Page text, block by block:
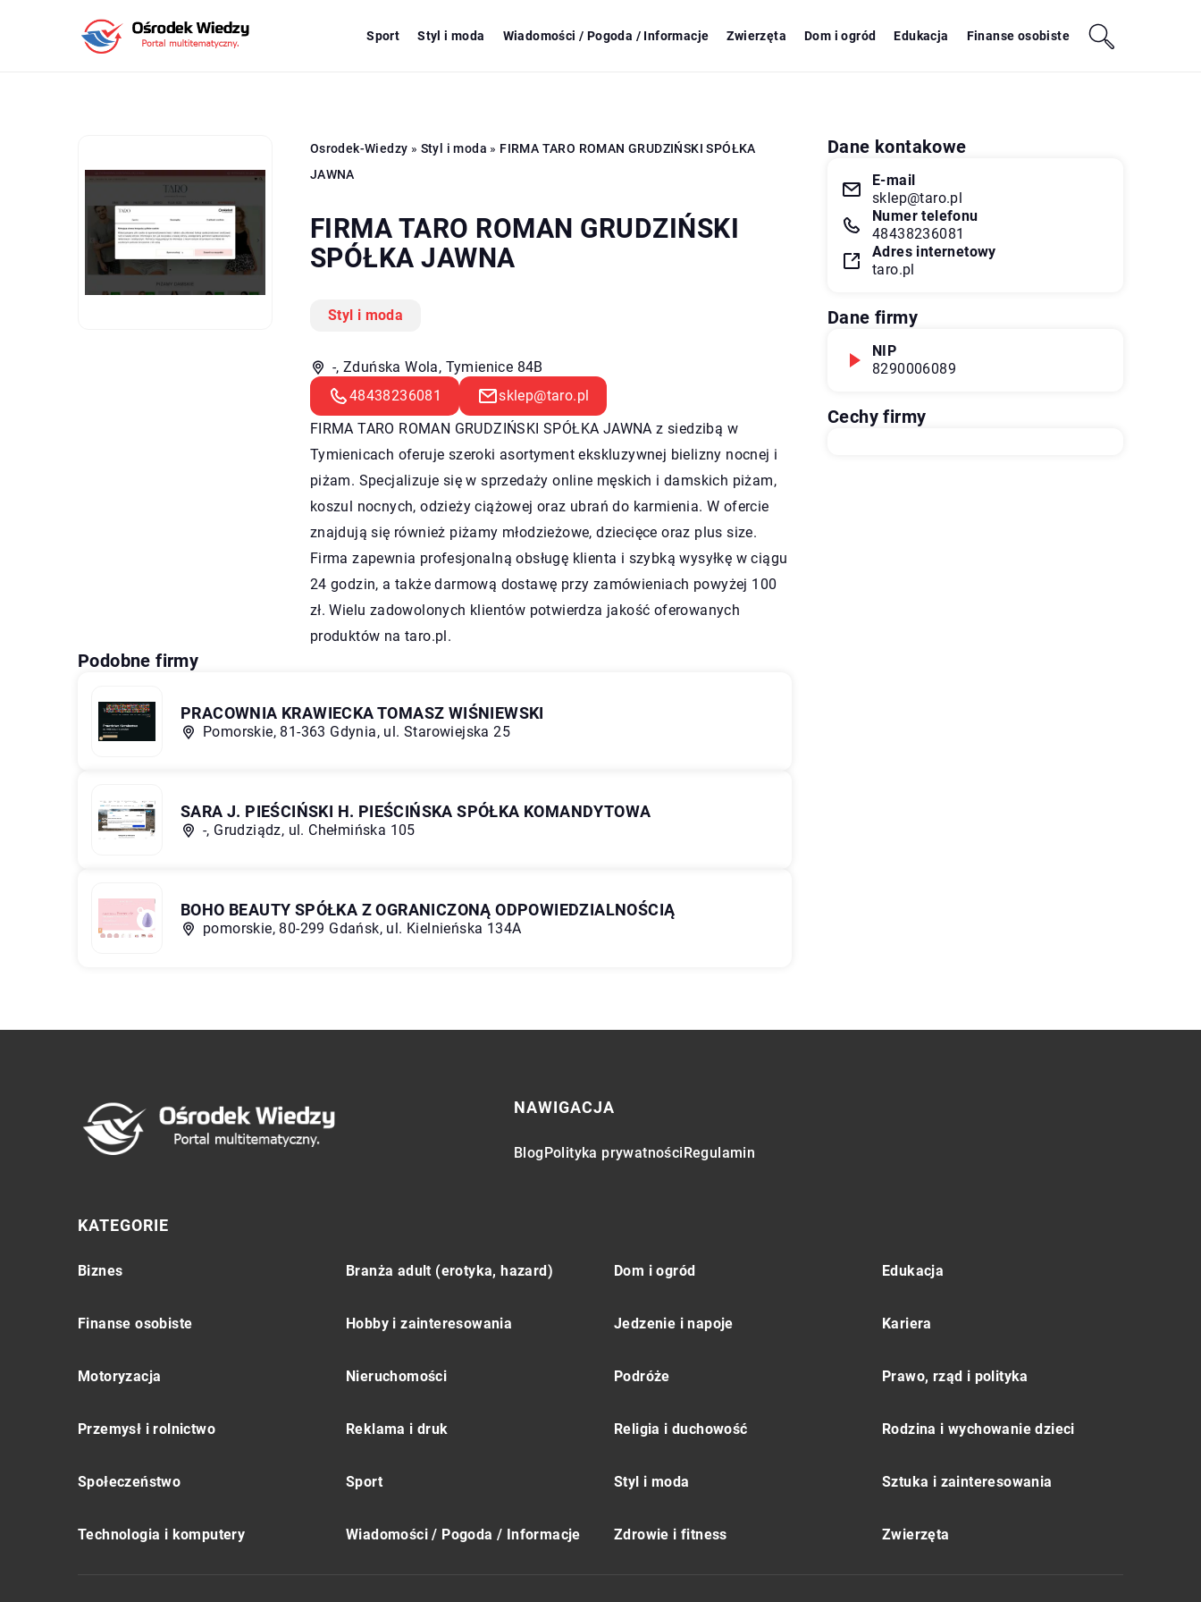
Sport Styl i moda Wiadomości / Pogoda / Informacje Zwierzęta Dom i ogród Edukacja Finanse osobiste
Osrodek-Wiedzy » Styl i moda » FIRMA TARO ROMAN GRUDZIŃSKI SPÓŁKA
JAWNA
FIRMA TARO ROMAN GRUDZIŃSKI
SPÓŁKA JAWNA
Styl i moda
-, Zduńska Wola, Tymienice 84B
48438236081
sklep@taro.pl
FIRMA TARO ROMAN GRUDZIŃSKI SPÓŁKA JAWNA z siedzibą w
Tymienicach oferuje szeroki asortyment ekskluzywnej bielizny nocnej i
piżam. Specjalizuje się w sprzedaży online męskich i damskich piżam,
koszul nocnych, odzieży ciążowej oraz ubrań do karmienia. W ofercie
znajdują się również piżamy młodzieżowe, dziecięce oraz plus size.
Firma zapewnia profesjonalną obsługę klienta i szybką wysyłkę w ciągu
24 godzin, a także darmową dostawę przy zamówieniach powyżej 100
zł. Wielu zadowolonych klientów potwierdza jakość oferowanych
produktów na taro.pl.
Podobne firmy
PRACOWNIA KRAWIECKA TOMASZ WIŚNIEWSKI
Pomorskie, 81-363 Gdynia, ul. Starowiejska 25
SARA J. PIEŚCIŃSKI H. PIEŚCIŃSKA SPÓŁKA KOMANDYTOWA
-, Grudziądz, ul. Chełmińska 105
BOHO BEAUTY SPÓŁKA Z OGRANICZONĄ ODPOWIEDZIALNOŚCIĄ
pomorskie, 80-299 Gdańsk, ul. Kielnieńska 134A
Dane kontakowe
E-mail
sklep@taro.pl
Numer telefonu
48438236081
Adres internetowy
taro.pl
Dane firmy
NIP
8290006089
Cechy firmy
NAWIGACJA
BlogPolityka prywatnościRegulamin
KATEGORIE
Biznes Branża adult (erotyka, hazard) Dom i ogród Edukacja
Finanse osobiste Hobby i zainteresowania Jedzenie i napoje Kariera
Motoryzacja Nieruchomości Podróże Prawo, rząd i polityka
Przemysł i rolnictwo Reklama i druk Religia i duchowość Rodzina i wychowanie dzieci
Społeczeństwo Sport Styl i moda Sztuka i zainteresowania
Technologia i komputery Wiadomości / Pogoda / Informacje Zdrowie i fitness Zwierzęta